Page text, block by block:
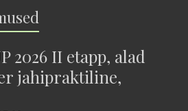
2026 II etapp, alad
jahipraktiline,